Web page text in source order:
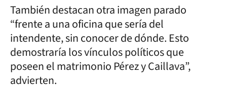
También destacan otra imagen parado
“frente a una oficina que sería del
intendente, sin conocer de dónde. Esto
demostraría los vínculos políticos que
poseen el matrimonio Pérez y Caillava”,
advierten.